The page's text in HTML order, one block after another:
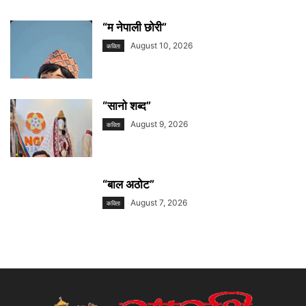
“म नेपाली छोरी”
कविता August 10, 2026
“सानाे शब्द”
कविता August 9, 2026
“बाल अठोट”
कविता August 7, 2026